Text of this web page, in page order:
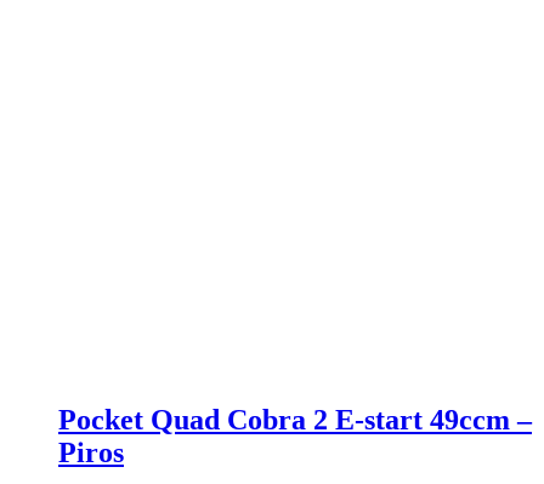
Pocket Quad Cobra 2 E-start 49ccm –
Piros